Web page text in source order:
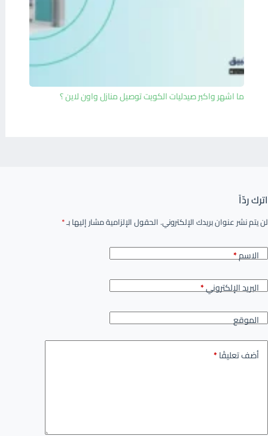
ما اشهر واكبر صيدليات الكويت توصيل منازل واون لاين ؟
اترك ردّاً
لن يتم نشر عنوان بريدك الإلكتروني.الحقول الإلزامية مشار إليها بـ*
الاسم*
البريد الإلكتروني*
الموقع
أضف تعليقًا*